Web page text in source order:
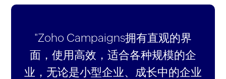
"Zoho Campaigns拥有直观的界
面，使用高效，适合各种规模的企
业，无论是小型企业、成长中的企业